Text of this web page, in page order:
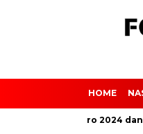
HOME
dari Euro 2024 dan